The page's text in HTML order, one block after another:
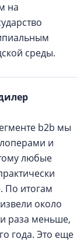
на
среды.
b2b мы
и
любые
По итогам
около
раза меньше,
года. Это еще